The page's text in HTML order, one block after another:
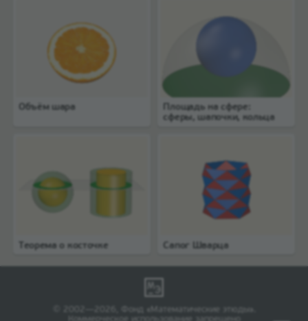
Объём шара
Площадь на сфере:
сферы, шапочки, кольца
Теорема о косточке Сапог Шварца
© 2002—2026, Фонд «Математические этюды».